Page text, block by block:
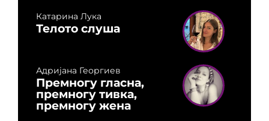
Катарина Лука
Телото слуша
Адријана Георгиев
Премногу гласна,
премногу тивка,
премногу жена